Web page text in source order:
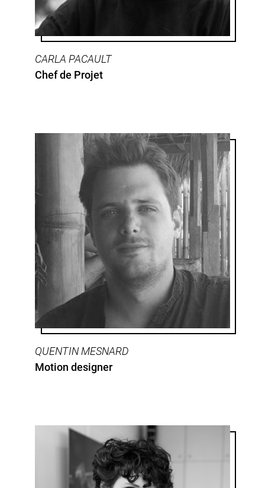
CARLA PACAULT
Chef de Projet
QUENTIN MESNARD
Motion designer